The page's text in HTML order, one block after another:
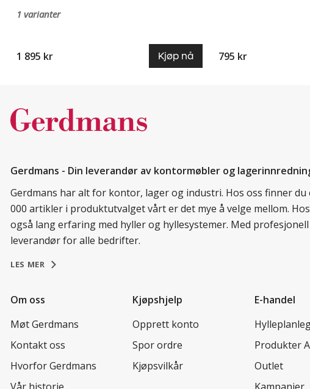
1 varianter
1 895 kr Kjøp nå 795 kr
Gerdmans - Din leverandør av kontormøbler og
Gerdmans har alt for kontor, lager og industri. Hos oss finner
000 artikler i produktutvalget vårt er det mye å velge mellom.
også lang erfaring med hyller og hyllesystemer. Med
leverandør for alle bedrifter.
LES MER
Om oss
Møt Gerdmans
Kontakt oss
Hvorfor Gerdmans
Kjøpshjelp
Opprett konto
Spor ordre
Kjøpsvilkår
E-handel
Produkter
Outlet